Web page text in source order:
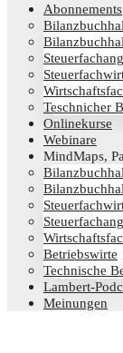
Abon­ne­ments
Teschni­cher
Online­kur­se
Web­i­na­re
Mind­Maps,
Betriebs­wir­te
Tech­ni­sche
Lam­­bert-
Mei­nun­gen